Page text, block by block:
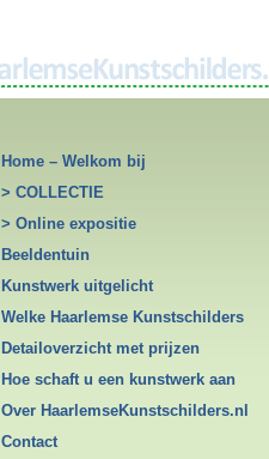
Home – Welkom bij
HaarlemseKunstschilders.nl
> COLLECTIE
> Online expositie
Beeldentuin
Kunstwerk uitgelicht
Welke Haarlemse Kunstschilders
Detailoverzicht met prijzen
Hoe schaft u een kunstwerk aan
Over HaarlemseKunstschilders.nl
Contact